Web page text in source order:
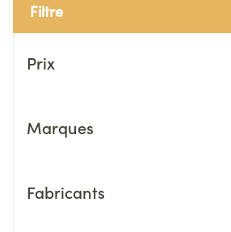
Filtre
Prix
Marques
Fabricants